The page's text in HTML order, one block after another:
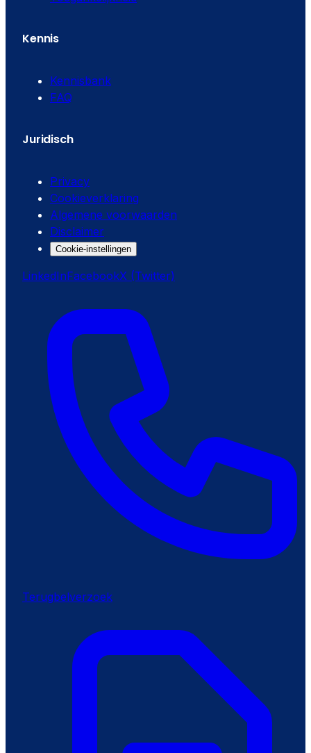
Kennis
Kennisbank
FAQ
Juridisch
Privacy
Cookieverklaring
Algemene voorwaarden
Disclaimer
Cookie-instellingen
LinkedInFacebookX (Twitter)
Terugbelverzoek